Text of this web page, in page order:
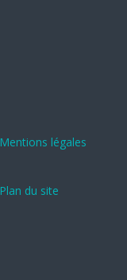
Mentions légales
Plan du site